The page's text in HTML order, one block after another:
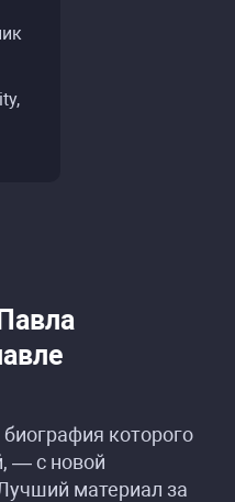
которого
— с новой
материал за